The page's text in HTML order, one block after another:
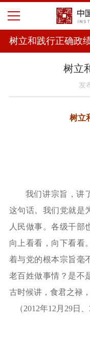
树立和践行正确政
树立
发
树立
我们讲宗旨，讲
这句话。我们党就是
人民做事。各级干部
向上看看，向下看看
着与党的根本宗旨毫
老百姓做事情？是不
古时候讲，食君之禄
（2012年12月29日